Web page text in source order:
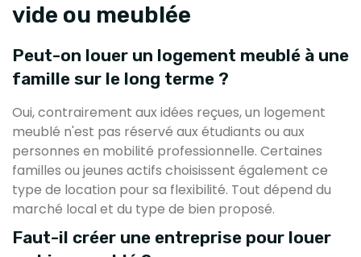
vide ou meublée
Peut-on louer un logement meublé à une
famille sur le long terme ?
Oui, contrairement aux idées reçues, un logement
meublé n'est pas réservé aux étudiants ou aux
personnes en mobilité professionnelle. Certaines
familles ou jeunes actifs choisissent également ce
type de location pour sa flexibilité. Tout dépend du
marché local et du type de bien proposé.
Faut-il créer une entreprise pour louer